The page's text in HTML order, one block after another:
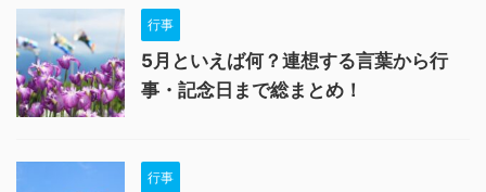
行事
5月といえば何？連想する言葉から行
事・記念日まで総まとめ！
行事